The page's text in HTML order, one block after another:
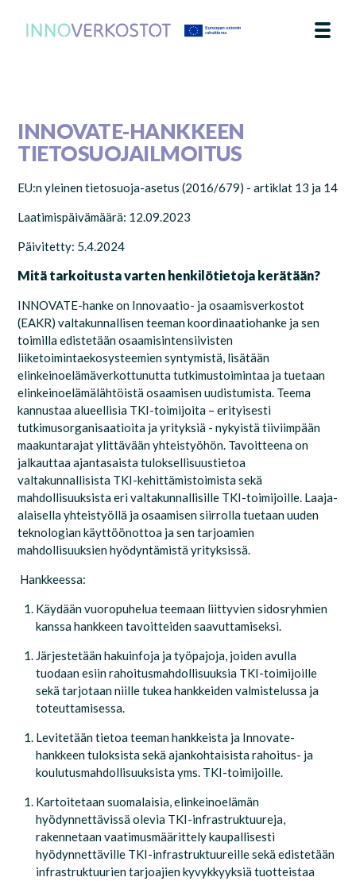
AJANKOHTAISTA
IN ENGLISH
INNOVATE-HANKKEEN
TIETOSUOJAILMOITUS
EU:n yleinen tietosuoja-asetus (2016/679) - artiklat 13 ja 14
Laatimispäivämäärä: 12.09.2023
Päivitetty: 5.4.2024
Mitä tarkoitusta varten henkilötietoja kerätään?
INNOVATE-hanke on Innovaatio- ja osaamisverkostot
(EAKR) valtakunnallisen teeman koordinaatiohanke ja sen
toimilla edistetään osaamisintensiivisten
liiketoimintaekosysteemien syntymistä, lisätään
elinkeinoelämäverkottunutta tutkimustoimintaa ja tuetaan
elinkeinoelämälähtöistä osaamisen uudistumista. Teema
kannustaa alueellisia TKI-toimijoita – erityisesti
tutkimusorganisaatioita ja yrityksiä - nykyistä tiiviimpään
maakuntarajat ylittävään yhteistyöhön. Tavoitteena on
jalkauttaa ajantasaista tuloksellisuustietoa
valtakunnallisista TKI-kehittämistoimista sekä
mahdollisuuksista eri valtakunnallisille TKI-toimijoille. Laaja-
alaisella yhteistyöllä ja osaamisen siirrolla tuetaan uuden
teknologian käyttöönottoa ja sen tarjoamien
mahdollisuuksien hyödyntämistä yrityksissä.
Hankkeessa:
Käydään vuoropuhelua teemaan liittyvien sidosryhmien
kanssa hankkeen tavoitteiden saavuttamiseksi.
Järjestetään hakuinfoja ja työpajoja, joiden avulla
tuodaan esiin rahoitusmahdollisuuksia TKI-toimijoille
sekä tarjotaan niille tukea hankkeiden valmistelussa ja
toteuttamisessa.
Levitetään tietoa teeman hankkeista ja Innovate-
hankkeen tuloksista sekä ajankohtaisista rahoitus- ja
koulutusmahdollisuuksista yms. TKI-toimijoille.
Kartoitetaan suomalaisia, elinkeinoelämän
hyödynnettävissä olevia TKI-infrastruktuureja,
rakennetaan vaatimusmäärittely kaupallisesti
hyödynnettäville TKI-infrastruktuureille sekä edistetään
infrastruktuurien tarjoajien kyvykkyyksiä tuotteistaa